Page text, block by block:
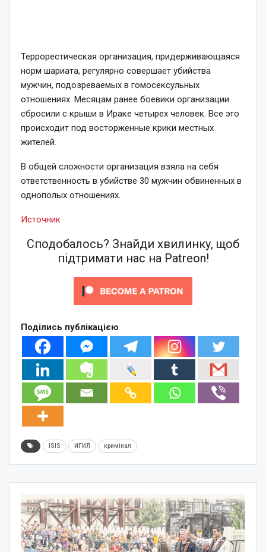
Террорестическая организация, придерживающаяся
норм шариата, регулярно совершает убийства
мужчин, подозреваемых в гомосексульных
отношениях. Месяцам ранее боевики организации
сбросили с крыши в Ираке четырех человек. Все это
происходит под восторженные крики местных
жителей.
В общей сложности организация взяла на себя
ответственность в убийстве 30 мужчин обвиненных в
однополых отношениях.
Источник
Сподобалось? Знайди хвилинку, щоб
підтримати нас на Patreon!
Поділись публікацією
ISIS ИГИЛ кримінал